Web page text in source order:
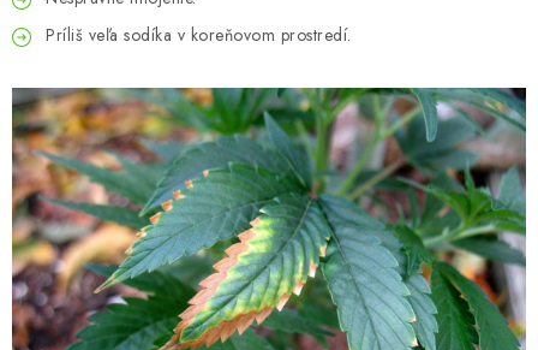
Príliš veľa sodíka v koreňovom prostredí.